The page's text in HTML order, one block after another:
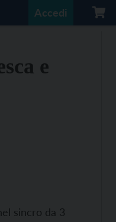
Accedi
e
sincro da 3